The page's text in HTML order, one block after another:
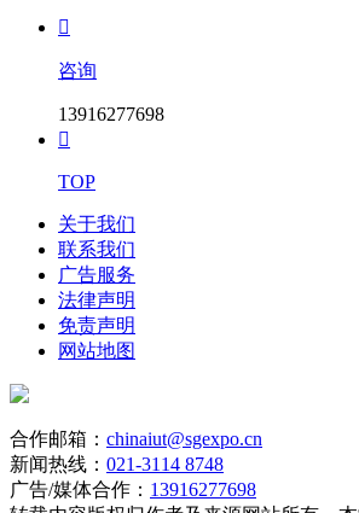

咨询
13916277698

TOP
关于我们
联系我们
广告服务
法律声明
免责声明
网站地图
合作邮箱： chinaiut@sgexpo.cn
新闻热线： 021-3114 8748
广告/媒体合作： 13916277698